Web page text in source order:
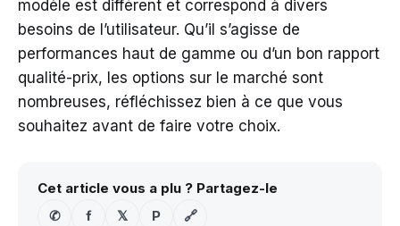
modèle est différent et correspond à divers
besoins de l’utilisateur. Qu’il s’agisse de
performances haut de gamme ou d’un bon rapport
qualité-prix, les options sur le marché sont
nombreuses, réfléchissez bien à ce que vous
souhaitez avant de faire votre choix.
Cet article vous a plu ? Partagez-le
✆
f 𝕏 P 🔗